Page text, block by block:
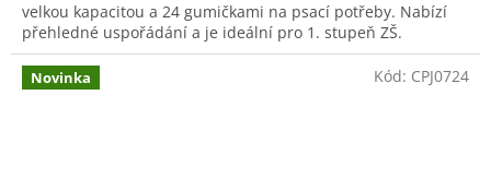
velkou kapacitou a 24 gumičkami na psací potřeby. Nabízí
přehledné uspořádání a je ideální pro 1. stupeň ZŠ.
Novinka Kód: CPJ0724